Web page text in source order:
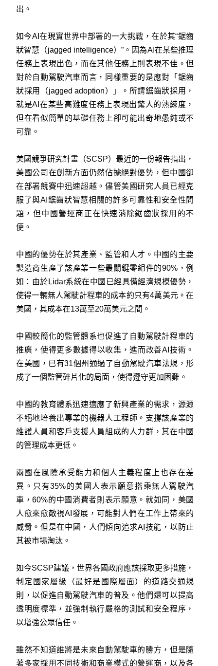
出。
如今AI在現實世界中部署的一大挑戰，在於其“鋸齒
狀智慧（jagged intelligence）”。因為AI在某些推理
任務上表現出色，而在其他任務上則表現不佳。但
對於自動駕駛汽車而言，同樣重要的是應對「鋸齒
狀採用（jagged adoption）」。所謂鋸齒狀採用，
就是AI在某些高難度任務上表現出驚人的熟練度，
但在看似簡單的基礎任務上卻可能出奇地愚鈍或不
可靠。
美國競爭研究計畫（SCSP）最近的一份報告指出，
美國公司在創新方面仍然佔據絕對優勢，但中國卻
在部署競賽中迅速超越。儘管美國研究人員已經克
服了與AI鋸齒狀智慧相關的許多可靠性和安全性問
題，但中國營運商正在快速消除鋸齒狀採用的不
便。
中國的優勢在於其產業、監管和人才。中國的主要
製造商生產了該產業一些最關鍵零組件的90%，例
如：由於Lidar系統在中國已經具備經濟規模優勢，
使得一輛無人駕駛計程車的成本約只有4萬美元。在
美國，其成本在13萬至20萬美元之間。
中國較簡化的監管體系也促進了自動駕駛計程車的
推廣，使得更多數據得以收集，進而改善AI技術。
在美國，已有31個州通過了自動駕駛汽車法規，形
成了一個監管碎片化的局面，使得遵守更加困難。
中國的教育體系迅速適應了新興產業的需求，源源
不絕地培養出專業的機器人工程師。支撐該產業的
維護人員和客戶支援人員組成的人力群，其在中國
的管理成本更低。
兩國在風險承受能力和個人主義程度上也存在差
異。只有35%的美國人表示願意搭乘無人駕駛汽
車，60%的中國消費者則表示願意。就如同，美國
人愈來愈敵視AI發展，可能對人們在工作上帶來的
威脅。但是在中國，人們傾向追求AI技能，以防止
其被市場淘汰。
如今SCSP建議，世界各國政府應該採取更多措施，
制定國家層級（最好是國際層面）的道路交通規
則，以促進自動駕駛汽車的普及。他們還可以提高
透明度標準，並強制執行嚴格的測試和安全程序，
以增強公眾信任。
雖然不知道誰將是未來自動駕駛車的勝方，但是隨
著多家採用不同技術和商業模式的營運商，以及各